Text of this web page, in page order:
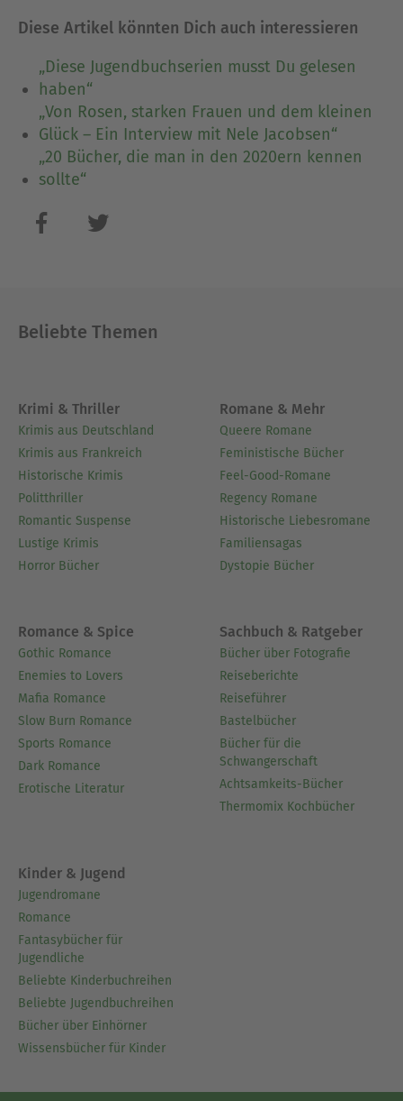
Diese Artikel könnten Dich auch interessieren
„Diese Jugendbuchserien musst Du gelesen
haben“
„Von Rosen, starken Frauen und dem kleinen
Glück – Ein Interview mit Nele Jacobsen“
„20 Bücher, die man in den 2020ern kennen
sollte“
Beliebte Themen
Krimi & Thriller
Krimis aus Deutschland
Krimis aus Frankreich
Historische Krimis
Politthriller
Romantic Suspense
Lustige Krimis
Horror Bücher
Romane & Mehr
Queere Romane
Feministische Bücher
Feel-Good-Romane
Regency Romane
Historische Liebesromane
Familiensagas
Dystopie Bücher
Romance & Spice
Gothic Romance
Enemies to Lovers
Mafia Romance
Slow Burn Romance
Sports Romance
Dark Romance
Erotische Literatur
Sachbuch & Ratgeber
Bücher über Fotografie
Reiseberichte
Reiseführer
Bastelbücher
Bücher für die
Schwangerschaft
Achtsamkeits-Bücher
Thermomix Kochbücher
Kinder & Jugend
Jugendromane
Romance
Fantasybücher für
Jugendliche
Beliebte Kinderbuchreihen
Beliebte Jugendbuchreihen
Bücher über Einhörner
Wissensbücher für Kinder